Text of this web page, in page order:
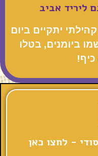
ליריד אביב
יתקיים ביום
ביומנים, בטלו
כיף!
- לחצו כאן